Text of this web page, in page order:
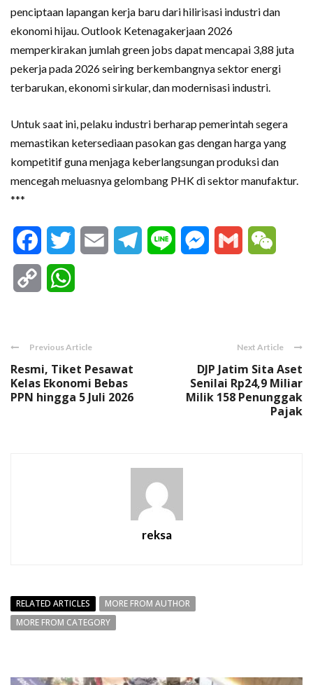
penciptaan lapangan kerja baru dari hilirisasi industri dan
ekonomi hijau. Outlook Ketenagakerjaan 2026
memperkirakan jumlah green jobs dapat mencapai 3,88 juta
pekerja pada 2026 seiring berkembangnya sektor energi
terbarukan, ekonomi sirkular, dan modernisasi industri.
Untuk saat ini, pelaku industri berharap pemerintah segera
memastikan ketersediaan pasokan gas dengan harga yang
kompetitif guna menjaga keberlangsungan produksi dan
mencegah meluasnya gelombang PHK di sektor manufaktur.
***
FacebookTwitter Email Telegram
Line Messenger
Gmail
Copy
Previous Article
Resmi, Tiket Pesawat
Kelas Ekonomi Bebas
PPN hingga 5 Juli 2026
Next Article
DJP Jatim Sita Aset
Senilai Rp24,9 Miliar
Milik 158 Penunggak
Pajak
reksa
RELATED ARTICLES
MORE FROM AUTHOR
MORE FROM CATEGORY